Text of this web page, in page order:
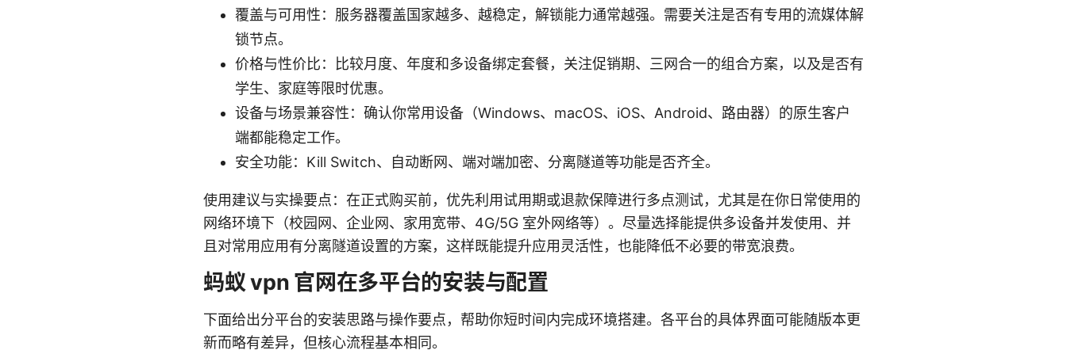
覆盖与可用性：服务器覆盖国家越多、越稳定，解锁能力通常越强。需要关注是否有专用的流媒体解
锁节点。
价格与性价比：比较月度、年度和多设备绑定套餐，关注促销期、三网合一的组合方案，以及是否有
学生、家庭等限时优惠。
设备与场景兼容性：确认你常用设备（Windows、macOS、iOS、Android、路由器）的原生客户
端都能稳定工作。
安全功能：Kill Switch、自动断网、端对端加密、分离隧道等功能是否齐全。
使用建议与实操要点：在正式购买前，优先利用试用期或退款保障进行多点测试，尤其是在你日常使用的
网络环境下（校园网、企业网、家用宽带、4G/5G 室外网络等）。尽量选择能提供多设备并发使用、并
且对常用应用有分离隧道设置的方案，这样既能提升应用灵活性，也能降低不必要的带宽浪费。
蚂蚁 vpn 官网在多平台的安装与配置
下面给出分平台的安装思路与操作要点，帮助你短时间内完成环境搭建。各平台的具体界面可能随版本更
新而略有差异，但核心流程基本相同。